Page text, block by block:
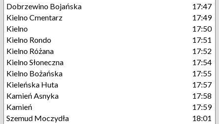
Dobrzewino Bojańska
17:47
Kielno Cmentarz
17:49
Kielno
17:50
Kielno Rondo
17:51
Kielno Różana
17:52
Kielno Słoneczna
17:54
Kielno Bożańska
17:55
Kieleńska Huta
17:57
Kamień Asnyka
17:58
Kamień
17:59
Szemud Moczydła
18:01